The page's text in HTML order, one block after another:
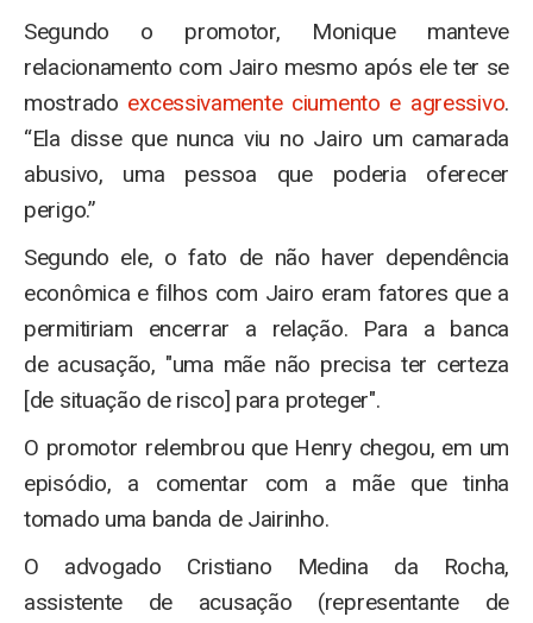
Segundo o promotor, Monique manteve
relacionamento com Jairo mesmo após ele ter se
mostrado excessivamente ciumento e agressivo.
“Ela disse que nunca viu no Jairo um camarada
abusivo, uma pessoa que poderia oferecer
perigo.”
Segundo ele, o fato de não haver dependência
econômica e filhos com Jairo eram fatores que a
permitiriam encerrar a relação. Para a banca
de acusação, "uma mãe não precisa ter certeza
[de situação de risco] para proteger".
O promotor relembrou que Henry chegou, em um
episódio, a comentar com a mãe que tinha
tomado uma banda de Jairinho.
O advogado Cristiano Medina da Rocha,
assistente de acusação (representante de